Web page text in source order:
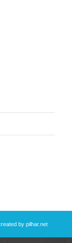
by pilhar.net